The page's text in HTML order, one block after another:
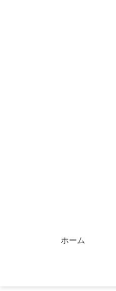
ホーム